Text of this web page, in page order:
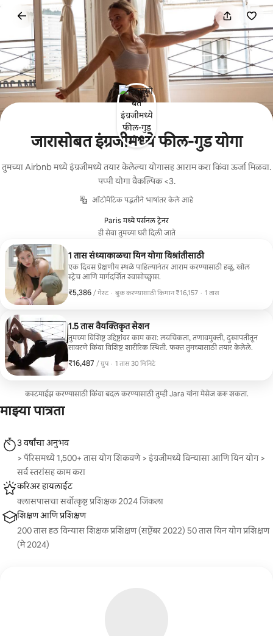
कंटेंटवर
जारासोबत इंग्रजीमध्ये फील-गुड योगा
तुमच्या Airbnb मध्ये इंग्रजीमध्ये तयार केलेल्या योगासह आराम करा किंवा ऊर्जा मिळवा.
पप्पी योगा वैकल्पिक <3.
ऑटोमॅटिक पद्धतीने भाषांतर केले आहे
Paris मध्ये पर्सनल ट्रेनर
ही सेवा तुमच्या घरी दिली जाते
1 तास संध्याकाळचा यिन योगा विश्रांतीसाठी
एक दिवस प्रेक्षणीय स्थळे पाहिल्यानंतर आराम करण्यासाठी हळू, खोल
स्ट्रेच आणि मार्गदर्शित श्वासोच्छ्वास.
₹5,386 / गेस्ट
₹5,386 प्रति गेस्ट · बुक करण्यासाठी किमान ₹16,157
, · 1 तास
1.5 तास वैयक्तिकृत सेशन
तुमच्या विशिष्ट उद्दिष्टांवर काम करा: लवचिकता, तणावमुक्ती, दुखापतीतून
सावरणे किंवा विशिष्ट शारीरिक स्थिती. फक्त तुमच्यासाठी तयार केलेले.
₹16,487 / ग्रुप
₹16,487, प्रति ग्रुप
, · 1 तास 30 मिनिटे
कस्टमाईझ करण्यासाठी किंवा बदल करण्यासाठी तुम्ही Jara यांना मेसेज करू शकता.
माझ्या पात्रता
3 वर्षांचा अनुभव
> पॅरिसमध्ये 1,500+ तास योग शिकवणे > इंग्रजीमध्ये विन्यासा आणि यिन योग >
सर्व स्तरांसह काम करा
करिअर हायलाईट
क्लासपासचा सर्वोत्कृष्ट प्रशिक्षक 2024 जिंकला
शिक्षण आणि प्रशिक्षण
200 तास हठ विन्यास शिक्षक प्रशिक्षण (सप्टेंबर 2022) 50 तास यिन योग प्रशिक्षण
(मे 2024)